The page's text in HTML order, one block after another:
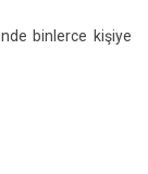
binlerce kişiye